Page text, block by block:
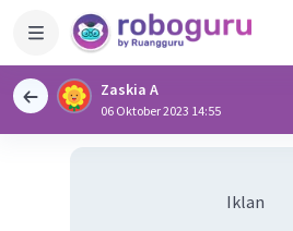
Zaskia A
06 Oktober 2023 14:55
Iklan